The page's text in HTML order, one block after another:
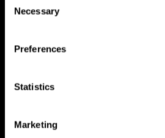
Selection
Necessary
Preferences
Statistics
Marketing